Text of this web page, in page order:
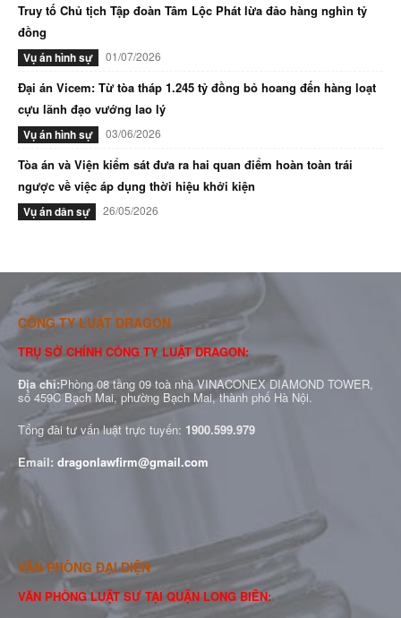
Truy tố Chủ tịch Tập đoàn Tâm Lộc Phát lừa đảo hàng nghìn tỷ
đồng
Vụ án hình sự 01/07/2026
Đại án Vicem: Từ tòa tháp 1.245 tỷ đồng bỏ hoang đến hàng loạt
cựu lãnh đạo vướng lao lý
Vụ án hình sự 03/06/2026
Tòa án và Viện kiểm sát đưa ra hai quan điểm hoàn toàn trái
ngược về việc áp dụng thời hiệu khởi kiện
Vụ án dân sự 26/05/2026
CÔNG TY LUẬT DRAGON
TRỤ SỞ CHÍNH CÔNG TY LUẬT DRAGON:
Địa chỉ:Phòng 08 tầng 09 toà nhà VINACONEX DIAMOND TOWER,
số 459C Bạch Mai, phường Bạch Mai, thành phố Hà Nội.
Tổng đài tư vấn luật trực tuyến: 1900.599.979
Email: dragonlawfirm@gmail.com
VĂN PHÒNG ĐẠI DIỆN
VĂN PHÒNG LUẬT SƯ TẠI QUẬN LONG BIÊN: